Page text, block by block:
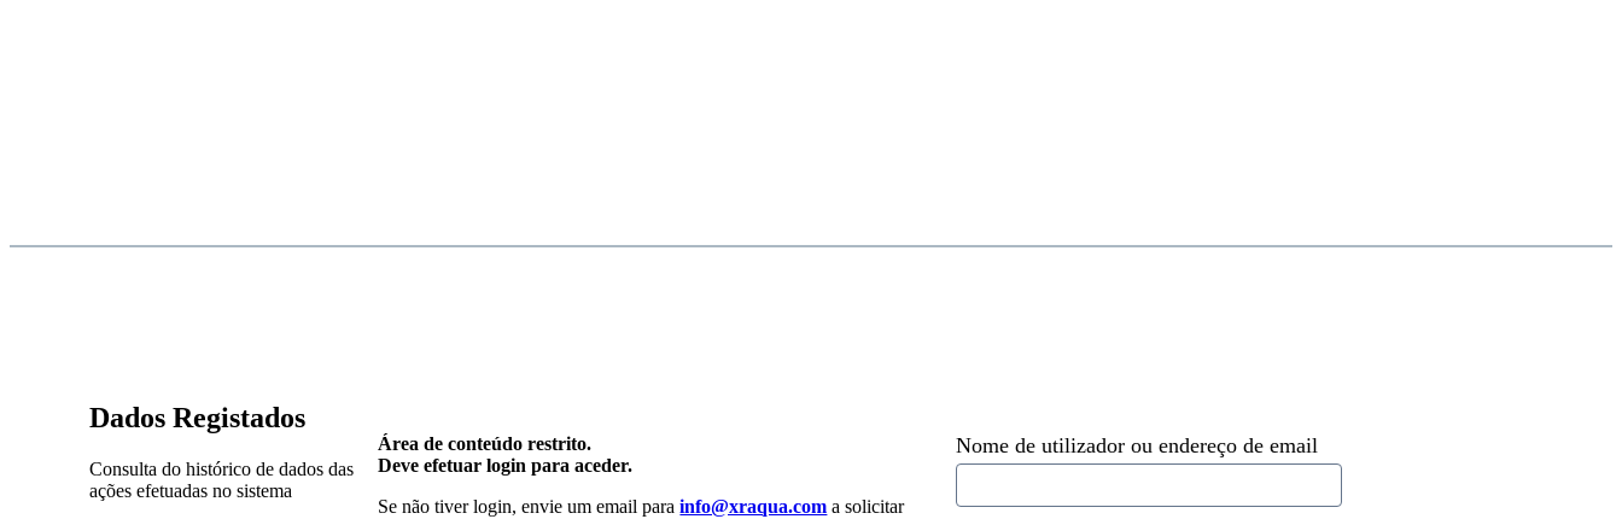
Dados Registados
Consulta do histórico de dados das
ações efetuadas no sistema
Área de conteúdo restrito.
Deve efetuar login para aceder.
Se não tiver login, envie um email parainfo@xraqua.com a solicitar
Nome de utilizador ou endereço de email